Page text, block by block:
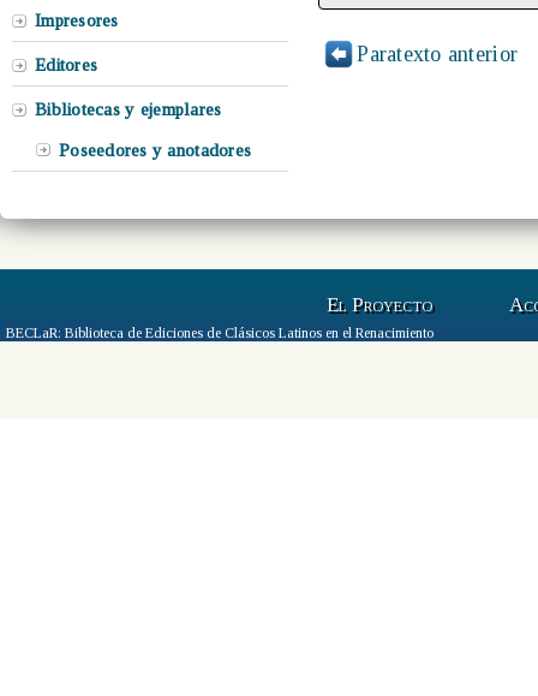
Impresores
Editores
Bibliotecas y ejemplares
Poseedores y anotadores
Paratexto anterior
El Proyecto
BECLaR: Biblioteca de Ediciones de Clásicos Latinos en el Renacimiento